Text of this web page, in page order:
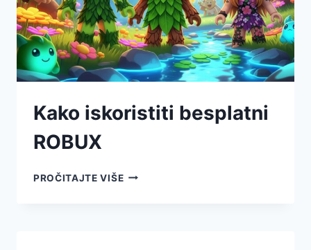
Kako iskoristiti besplatni
ROBUX
PROČITAJTE VIŠE